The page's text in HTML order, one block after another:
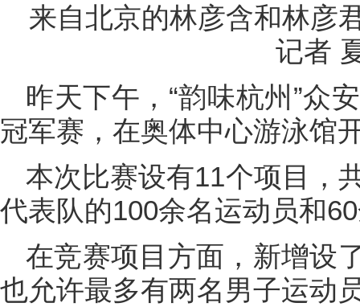
来自北京的林彦含和林彦
记者
昨天下午，“韵味杭州”众
冠军赛，在奥体中心游泳馆
本次比赛设有11个项目，
代表队的100余名运动员和
在竞赛项目方面，新增设
也允许最多有两名男子运动